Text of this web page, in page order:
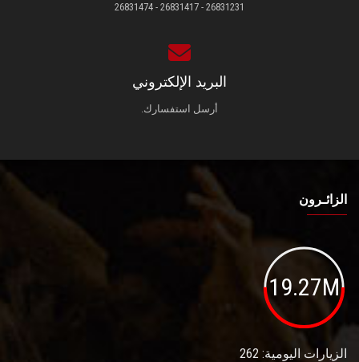
26831231 - 26831417 - 26831474
البريد الإلكتروني
أرسل استفسارك.
الزائـرون
19.27M
الزيارات اليومية: 262